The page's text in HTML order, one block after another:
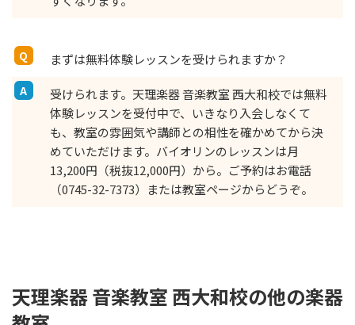
まずは無料体験レッスンを受けられますか？
受けられます。天理楽器 音楽教室 西大和校では無料
体験レッスンを受付中で、いきなり入会しなくて
も、教室の雰囲気や講師との相性を確かめてから決
めていただけます。バイオリンのレッスンは月
13,200円（税抜12,000円）から。ご予約はお電話
（0745-32-7373）または教室ページからどうぞ。
天理楽器 音楽教室 西大和校の他の楽器